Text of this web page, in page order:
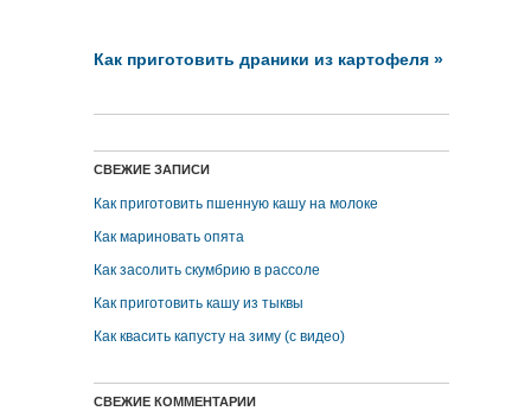
Как приготовить драники из картофеля »
СВЕЖИЕ ЗАПИСИ
Как приготовить пшенную кашу на молоке
Как мариновать опята
Как засолить скумбрию в рассоле
Как приготовить кашу из тыквы
Как квасить капусту на зиму (с видео)
СВЕЖИЕ КОММЕНТАРИИ